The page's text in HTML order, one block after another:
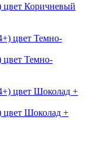
цвет Коричневый
цвет Темно-
цвет Шоколад +